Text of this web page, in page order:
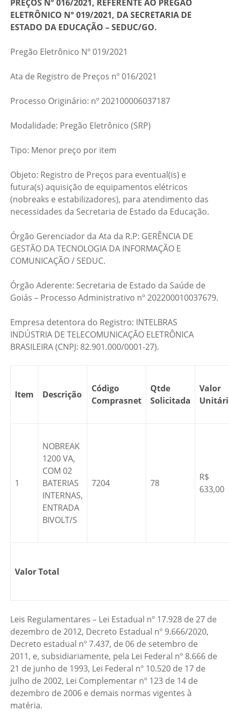
PREÇOS N° 016/2021, REFERENTE AO PREGÃO
ELETRÔNICO N° 019/2021, DA SECRETARIA DE
ESTADO DA EDUCAÇÃO – SEDUC/GO.
Pregão Eletrônico Nº 019/2021
Ata de Registro de Preços nº 016/2021
Processo Originário: nº 202100006037187
Modalidade: Pregão Eletrônico (SRP)
Tipo: Menor preço por item
Objeto: Registro de Preços para eventual(is) e
futura(s) aquisição de equipamentos elétricos
(nobreaks e estabilizadores), para atendimento das
necessidades da Secretaria de Estado da Educação.
Órgão Gerenciador da Ata da R.P: GERÊNCIA DE
GESTÃO DA TECNOLOGIA DA INFORMAÇÃO E
COMUNICAÇÃO / SEDUC.
Órgão Aderente: Secretaria de Estado da Saúde de
Goiás – Processo Administrativo nº 202200010037679.
Empresa detentora do Registro: INTELBRAS
INDÚSTRIA DE TELECOMUNICAÇÃO ELETRÔNICA
BRASILEIRA (CNPJ: 82.901.000/0001-27).
Item Descrição
Código
Comprasnet
Qtde
Solicitada
Valor
1
NOBREAK
1200 VA,
COM 02
BATERIAS
INTERNAS,
ENTRADA
BIVOLT/S
7204 78
R$
633,00
Valor Total
Leis Regulamentares – Lei Estadual nº 17.928 de 27 de
dezembro de 2012, Decreto Estadual nº 9.666/2020,
Decreto estadual nº 7.437, de 06 de setembro de
2011, e, subsidiariamente, pela Lei Federal nº 8.666 de
21 de junho de 1993, Lei Federal nº 10.520 de 17 de
julho de 2002, Lei Complementar nº 123 de 14 de
dezembro de 2006 e demais normas vigentes à
matéria.